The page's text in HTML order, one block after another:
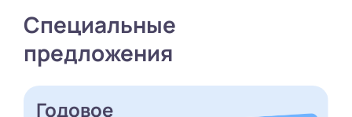
Специальные
предложения
Годовое